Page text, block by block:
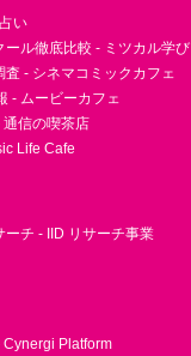
い
ル徹底比較 - ミツカル学び
- シネマコミックカフェ
- ムービーカフェ
信の喫茶店
Life Cafe
チ - IID リサーチ事業
Cynergi Platform